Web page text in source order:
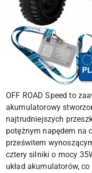
OFF ROAD Speed to
akumulatorowy
najtrudniejszych
potężnym napędem na
prześwitem
cztery silniki o mocy
układ akumulatorów,